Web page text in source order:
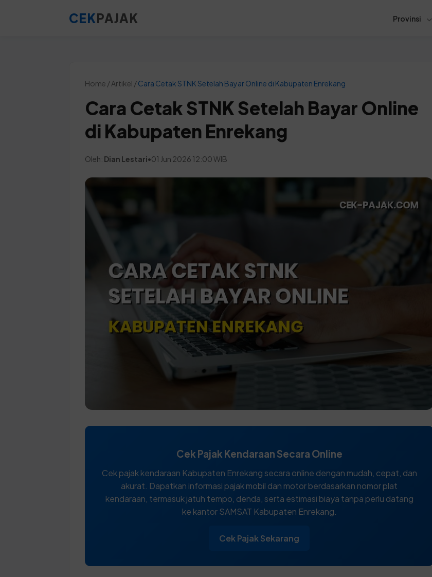
CEKPAJAK Provinsi
Home / Artikel /Cara Cetak STNK Setelah Bayar Online di Kabupaten Enrekang
Cara Cetak STNK Setelah Bayar Online
di Kabupaten Enrekang
Oleh: Dian Lestari•01 Jun 2026 12:00 WIB
Cek Pajak Kendaraan Secara Online
Cek pajak kendaraan Kabupaten Enrekang secara online dengan mudah, cepat, dan
akurat. Dapatkan informasi pajak mobil dan motor berdasarkan nomor plat
kendaraan, termasuk jatuh tempo, denda, serta estimasi biaya tanpa perlu datang
ke kantor SAMSAT Kabupaten Enrekang.
Cek Pajak Sekarang